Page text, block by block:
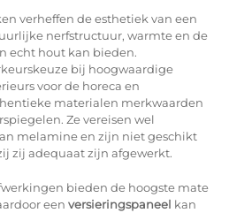
verheffen de esthetiek van een
nerfstructuur, warmte en de
echt hout kan bieden.
bij hoogwaardige
voor de horeca en
materialen merkwaarden
Ze vereisen wel
melamine en zijn niet geschikt
zij adequaat zijn afgewerkt.
bieden de hoogste mate
een versieringspaneel kan